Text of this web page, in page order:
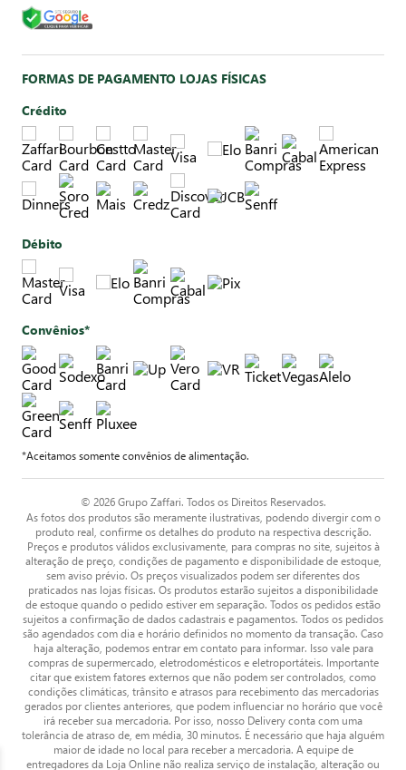
FORMAS DE PAGAMENTO LOJAS FÍSICAS
Crédito
Débito
Convênios*
*Aceitamos somente convênios de alimentação.
© 2026 Grupo Zaffari. Todos os Direitos Reservados.
As fotos dos produtos são meramente ilustrativas, podendo divergir com o
produto real, confirme os detalhes do produto na respectiva descrição.
Preços e produtos válidos exclusivamente, para compras no site, sujeitos à
alteração de preço, condições de pagamento e disponibilidade de estoque,
sem aviso prévio. Os preços visualizados podem ser diferentes dos
praticados nas lojas físicas. Os produtos estarão sujeitos a disponibilidade
de estoque quando o pedido estiver em separação. Todos os pedidos estão
sujeitos a confirmação de dados cadastrais e pagamentos. Todos os pedidos
são agendados com dia e horário definidos no momento da transação. Caso
haja alteração, podemos entrar em contato para informar. Isso vale para
compras de supermercado, eletrodomésticos e eletroportáteis. Importante
citar que existem fatores externos que não podem ser controlados, como
condições climáticas, trânsito e atrasos para recebimento das mercadorias
gerados por clientes anteriores, que podem influenciar no horário que você
irá receber sua mercadoria. Por isso, nosso Delivery conta com uma
tolerância de atraso de, em média, 30 minutos. É necessário que haja alguém
maior de idade no local para receber a mercadoria. A equipe de
entregadores da Loja Online não realiza serviço de instalação, alteração ou